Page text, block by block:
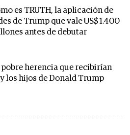
es TRUTH, la aplicación de
de Trump que vale US$ 1.400
antes de debutar
pobre herencia que recibirían
los hijos de Donald Trump